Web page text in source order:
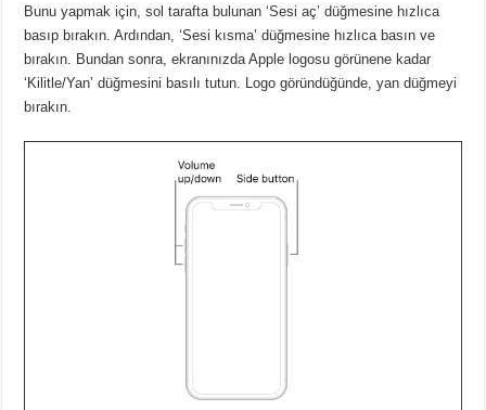
Bunu yapmak için, sol tarafta bulunan ‘Sesi aç’ düğmesine hızlıca
basıp bırakın.Ardından, ‘Sesi kısma’ düğmesine hızlıca basın ve
bırakın. Bundan sonra, ekranınızda Apple logosu görünene kadar
‘Kilitle/Yan’ düğmesini basılı tutun. Logo göründüğünde, yan düğmeyi
bırakın.